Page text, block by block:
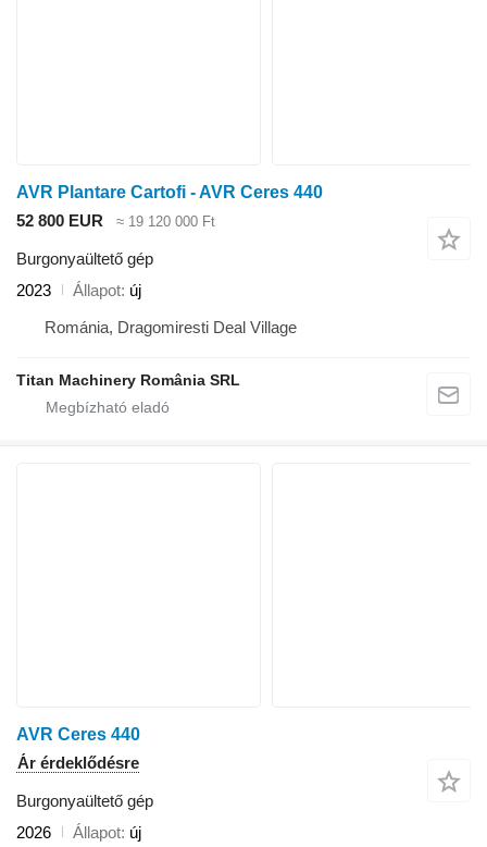
AVR Plantare Cartofi - AVR Ceres 440
52 800 EUR
≈ 19 120 000 Ft
Burgonyaültető gép
2023
Állapot új
Románia, Dragomiresti Deal Village
Titan Machinery România SRL
AVR Ceres 440
Ár érdeklődésre
Burgonyaültető gép
2026
Állapot új